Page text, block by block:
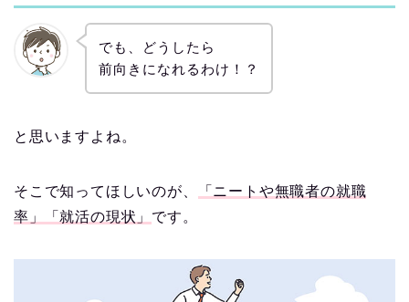
でも、どうしたら
前向きになれるわけ！？
と思いますよね。
そこで知ってほしいのが、
「ニートや無職者の就職
率」「就活の現状」 です。